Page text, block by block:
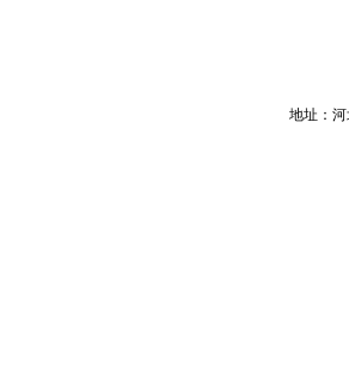
地址：河